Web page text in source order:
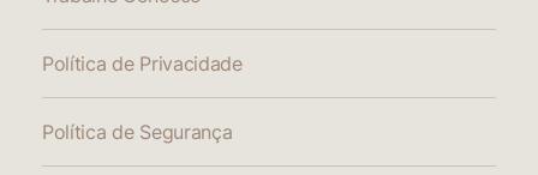
Política de Privacidade
Política de Segurança